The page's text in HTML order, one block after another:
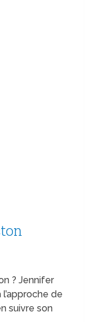
? Jennifer
de
suivre son